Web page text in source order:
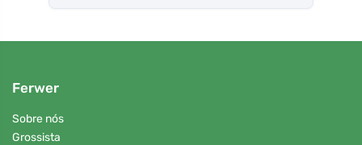
Ferwer
Sobre nós
Grossista